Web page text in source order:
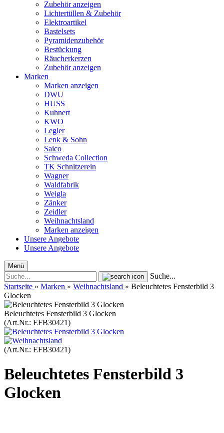
Zubehör anzeigen
Lichtertüllen & Zubehör
Elektroartikel
Bastelsets
Pyramidenzubehör
Bestückung
Räucherkerzen
Zubehör anzeigen
Marken
Marken anzeigen
DWU
HUSS
Kuhnert
KWO
Legler
Lenk & Sohn
Saico
Schweda Collection
TK Schnitzerein
Wagner
Waldfabrik
Weigla
Zänker
Zeidler
Weihnachtsland
Marken anzeigen
Unsere Angebote
Unsere Angebote
Menü
Suche...
Startseite » Marken » Weihnachtsland » Beleuchtetes Fensterbild 3
Glocken
Beleuchtetes Fensterbild 3 Glocken
(Art.Nr.: EFB30421)
(Art.Nr.: EFB30421)
Beleuchtetes Fensterbild 3
Glocken